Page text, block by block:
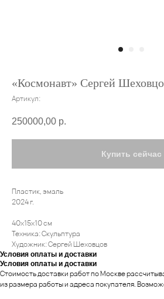
«Космонавт» Сергей
Артикул:
250000,00 р.
Купить сейчас
Пластик, эмаль
2024 г.
40х15х10 см
Техника: Скульптура
Художник: Сергей Шеховцов
Условия оплаты и доставки
Условия оплаты и доставки
Стоимость доставки работ по Москве
из размера работы и адреса покупателя.